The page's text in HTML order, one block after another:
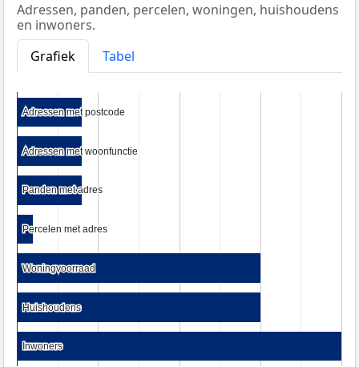
Adressen, panden, percelen, woningen, huishoudens
en inwoners.
Grafiek
Tabel
Adressen met postcode
Adressen met postcode
Adressen met woonfunctie
Adressen met woonfunctie
Panden met adres
Panden met adres
Percelen met adres
Percelen met adres
Woningvoorraad
Woningvoorraad
Huishoudens
Huishoudens
Inwoners
Inwoners